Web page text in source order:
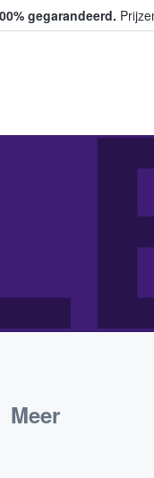
gegarandeerd.
Meer